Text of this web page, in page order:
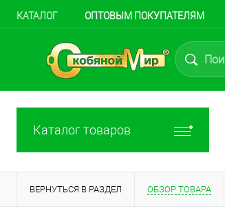
КАТАЛОГ ОПТОВЫМ ПОКУПАТЕЛЯМ
Каталог товаров
ВЕРНУТЬСЯ В РАЗДЕЛ ОБЗОР ТОВАРА